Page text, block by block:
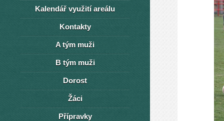
Kalendář využití areálu
Kontakty
A tým muži
B tým muži
Dorost
Žáci
Přípravky